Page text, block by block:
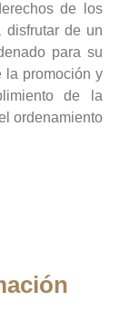
de los
disfrutar de un
para su
la promoción y
de la
ordenamiento